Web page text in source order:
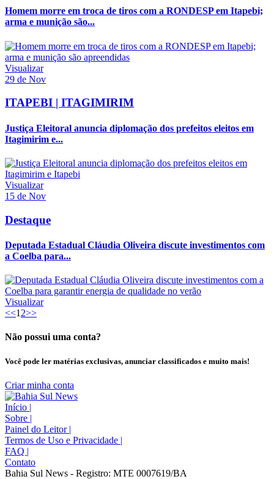
Homem morre em troca de tiros com a RONDESP em Itapebi;
arma e munição são...
Visualizar
29 de Nov
ITAPEBI | ITAGIMIRIM
Justiça Eleitoral anuncia diplomação dos prefeitos eleitos em
Itagimirim e...
Visualizar
15 de Nov
Destaque
Deputada Estadual Cláudia Oliveira discute investimentos com
a Coelba para...
Visualizar
<<1 2>>
Não possui uma conta?
Você pode ler matérias exclusivas, anunciar classificados e muito mais!
Criar minha conta
Início |
Sobre |
Painel do Leitor |
Termos de Uso e Privacidade |
FAQ |
Contato
Bahia Sul News - Registro: MTE 0007619/BA